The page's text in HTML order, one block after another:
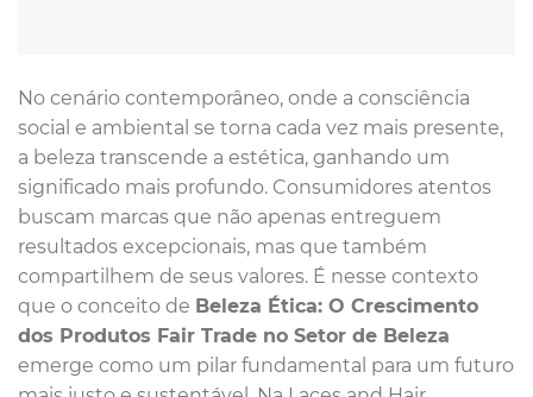
No cenário contemporâneo, onde a consciência
social e ambiental se torna cada vez mais presente,
a beleza transcende a estética, ganhando um
significado mais profundo. Consumidores atentos
buscam marcas que não apenas entreguem
resultados excepcionais, mas que também
compartilhem de seus valores. É nesse contexto
que o conceito de Beleza Ética: O Crescimento
dos Produtos Fair Trade no Setor de Beleza
emerge como um pilar fundamental para um futuro